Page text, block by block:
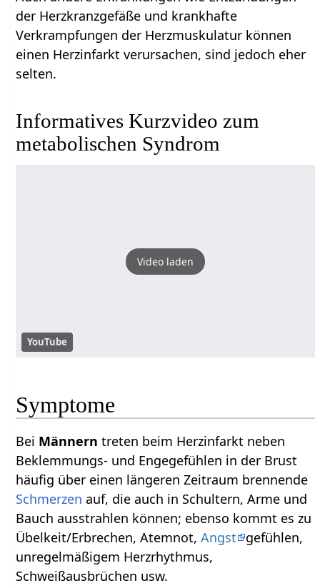
der Herzkranzgefäße und krankhafte
Verkrampfungen der Herzmuskulatur können
einen Herzinfarkt verursachen, sind jedoch eher
selten.
Informatives Kurzvideo zum
metabolischen Syndrom
Video laden
YouTube
Symptome
Bei Männern treten beim Herzinfarkt neben
Beklemmungs- und Engegefühlen in der Brust
häufig über einen längeren Zeitraum brennende
Schmerzen auf, die auch in Schultern, Arme und
Bauch ausstrahlen können; ebenso kommt es zu
Übelkeit/Erbrechen, Atemnot,Angst
gefühlen,
unregelmäßigem Herzrhythmus,
Schweißausbrüchen usw.